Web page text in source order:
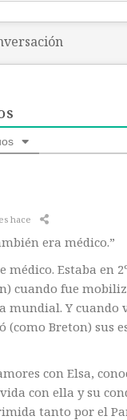
hace
era médico.”
médico. Estaba en
cuando fue
mundial. Y cuando
(como Breton) sus
con Elsa,
con ella y su
tanto por el